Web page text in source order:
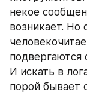
некое
возникает.
подвергаются
И искать в
порой бывает